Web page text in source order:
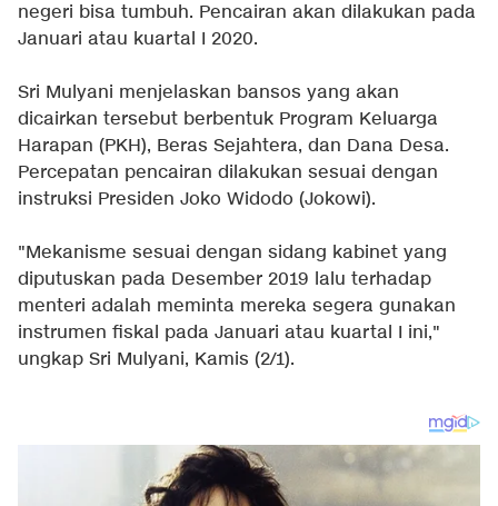
negeri bisa tumbuh. Pencairan akan dilakukan pada
Januari atau kuartal I 2020.
Sri Mulyani menjelaskan bansos yang akan
dicairkan tersebut berbentuk Program Keluarga
Harapan (PKH), Beras Sejahtera, dan Dana Desa.
Percepatan pencairan dilakukan sesuai dengan
instruksi Presiden Joko Widodo (Jokowi).
"Mekanisme sesuai dengan sidang kabinet yang
diputuskan pada Desember 2019 lalu terhadap
menteri adalah meminta mereka segera gunakan
instrumen fiskal pada Januari atau kuartal I ini,"
ungkap Sri Mulyani, Kamis (2/1).